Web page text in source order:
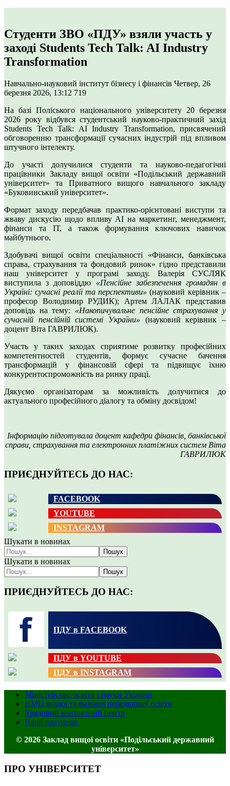
Студенти ЗВО «ПДУ» взяли участь у
заході Students Tech Talk: AI Industry
Transformation
Навчально-науковий інститут бізнесу і фінансів Четвер, 26
березня 2026, 13:12 719
На базі Поліського національного університету 20 березня
2026 року відбувся студентський науково-практичний захід
Students Tech Talk: AI Industry Transformation, присвячений
обговоренню трансформації сучасних індустрій під впливом
штучного інтелекту.
До участі долучилися студенти та науково-педагогічні
працівники Закладу вищої освіти «Подільський державний
університет» та Приватного вищого навчального закладу
«Буковинський університет».
Формат заходу передбачав практико-орієнтовані виступи та
жваву дискусію щодо впливу AI на маркетинг, менеджмент,
фінанси та ІТ, а також формування ключових навичок
майбутнього.
Здобувачі вищої освіти спеціальності «Фінанси, банківська
справа, страхування та фондовий ринок» гідно представили
наш університет у програмі заходу. Валерія СУСЛЯК
виступила з доповіддю «Пенсійне забезпечення громадян в
Україні: сучасні реалії та перспективи»(науковий керівник –
професор Володимир РУДИК); Артем ЛАЛАК представив
доповідь на тему: «Накопичувальне пенсійне страхування у
сучасній пенсійній системі України» (науковий керівник –
доцент Віта ГАВРИЛЮК).
Участь у таких заходах сприятиме розвитку професійних
компетентностей студентів, формує сучасне бачення
трансформацій у фінансовій сфері та підвищує їхню
конкурентоспроможність на ринку праці.
Дякуємо організаторам за можливість долучитися до
актуального професійного діалогу та обміну досвідом!
Інформацію підготувала доцент кафедри фінансів, банківської
справи, страхування та електронних платіжних систем Віта
ГАВРИЛЮК
ПРИЄДНУЙТЕСЬ ДО НАС:
FACEBOOK
YOUTUBE
INSTAGRAM
Шукати в новинах
Пошук
Шукати в новинах
Пошук
ПРИЄДНУЙТЕСЬ ДО НАС:
ПДУ в FACEBOOK
ПДУ в YOUTUBE
ПДУ в INSTAGRAM
Міністерство освіти і науки України
НМЦ вищої та фахової передвищої освіти
Урядовий контактний центр
Наші партнери
© 2026 Заклад вищої освіти «Подільський державний
університет»
ПРО УНІВЕРСИТЕТ